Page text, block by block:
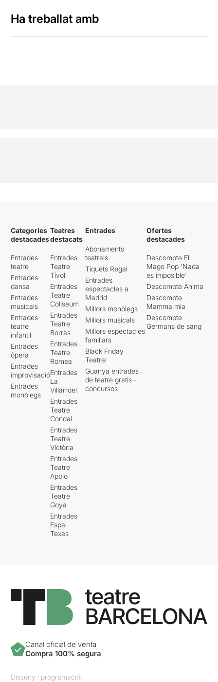
Ha treballat amb
Categories
destacades
Entrades
teatre
Entrades
dansa
Entrades
musicals
Entrades
teatre
infantil
Entrades
òpera
Entrades
improvisació
Entrades
monòlegs
Teatres
destacats
Entrades
Teatre
Tívoli
Entrades
Teatre
Coliseum
Entrades
Teatre
Borràs
Entrades
Teatre
Romea
Entrades
La
Villarroel
Entrades
Teatre
Condal
Entrades
Teatre
Victòria
Entrades
Teatre
Apolo
Entrades
Teatre
Goya
Entrades
Espai
Texas
Entrades
Abonaments
teatrals
Tiquets Regal
Entrades
espectacles a
Madrid
Millors monòlegs
Millors musicals
Millors espectacles
familiars
Black Friday
Teatral
Guanya entrades
de teatre gratis -
concursos
Ofertes
destacades
Descompte El
Mago Pop 'Nada
es imposible'
Descompte Ànima
Descompte
Mamma mia
Descompte
Germans de sang
Canal oficial de venta
Compra 100% segura
Disseny i programació: